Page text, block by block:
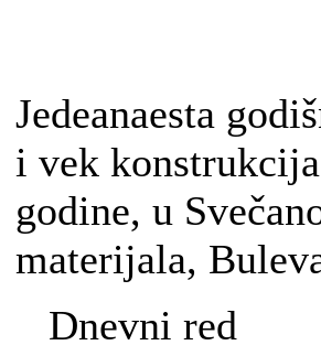
Jedeanaesta
i vek
godine, u
materijala,
Dnevni red